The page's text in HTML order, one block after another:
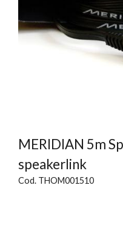
MERIDIAN 5m
speakerlink
Cod. THOM001510